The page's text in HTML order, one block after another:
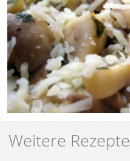
Weitere Rezepte